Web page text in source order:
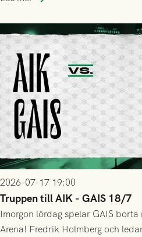
lyckades få in 2-0.
2026-07-17 19:00
Truppen till AIK - GAIS 18/7
Imorgon lördag spelar GAIS
Arena! Fredrik Holmberg och